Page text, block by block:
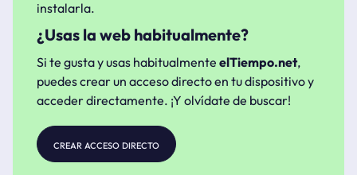
instalarla.
¿Usas la web habitualmente?
Si te gusta y usas habitualmente elTiempo.net,
puedes crear un acceso directo en tu dispositivo y
acceder directamente. ¡Y olvídate de buscar!
crear acceso directo